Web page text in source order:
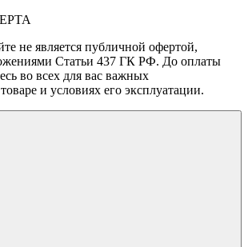
не является публичной офертой,
Статьи 437 ГК РФ. До оплаты
во всех для вас важных
и условиях его эксплуатации.